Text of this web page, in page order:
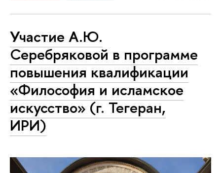
Участие А.Ю.
Серебряковой в программе
повышения квалификации
«Философия и исламское
искусство» (г. Тегеран,
ИРИ)